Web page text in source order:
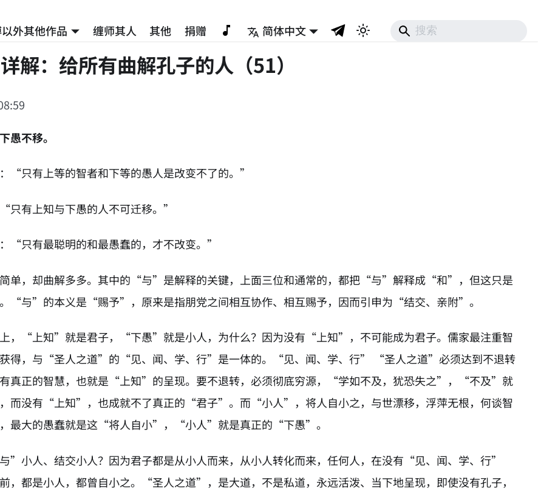
外其他作品 缠师其人 其他 捐赠
简体中文
解：给所有曲解孔子的人（51）
愚不移。
“只有上等的智者和下等的愚人是改变不了的。”
只有上知与下愚的人不可迁移。”
“只有最聪明的和最愚蠢的，才不改变。”
单，却曲解多多。其中的“与”是解释的关键，上面三位和通常的，都把“与”解释成“和”，但这只是
“与”的本义是“赐予”，原来是指朋党之间相互协作、相互赐予，因而引申为“结交、亲附”。
，“上知”就是君子，“下愚”就是小人，为什么？因为没有“上知”，不可能成为君子。儒家最注重智
获得，与“圣人之道”的“见、闻、学、行”是一体的。“见、闻、学、行” “圣人之道”必须达到不退转
真正的智慧，也就是“上知”的呈现。要不退转，必须彻底穷源，“学如不及，犹恐失之”，“不及”就
而没有“上知”，也成就不了真正的“君子”。而“小人”，将人自小之，与世漂移，浮萍无根，何谈智
最大的愚蠢就是这“将人自小”，“小人”就是真正的“下愚”。
”小人、结交小人？因为君子都是从小人而来，从小人转化而来，任何人，在没有“见、闻、学、行”
，都是小人，都曾自小之。“圣人之道”，是大道，不是私道，永远活泼、当下地呈现，即使没有孔子，